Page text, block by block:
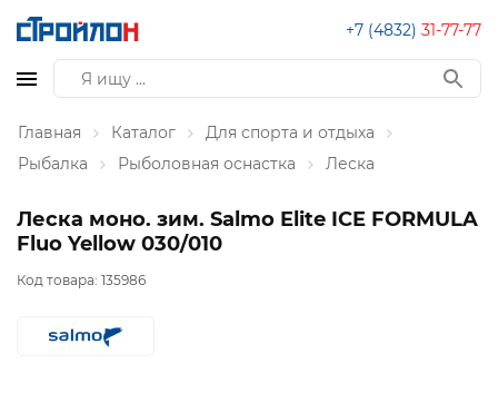
+7 (4832) 31-77-77
Главная Каталог
Для спорта и отдыха
Рыбалка
Рыболовная оснастка Леска
Леска моно. зим. Salmo Elite ICE FORMULA
Fluo Yellow 030/010
Код товара: 135986